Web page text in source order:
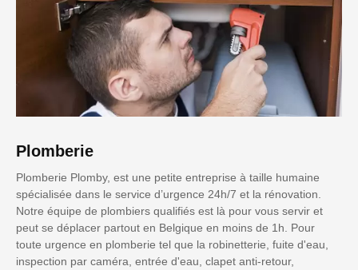
Plomberie
Plomberie Plomby, est une petite entreprise à taille humaine
spécialisée dans le service d’urgence 24h/7 et la rénovation.
Notre équipe de plombiers qualifiés est là pour vous servir et
peut se déplacer partout en Belgique en moins de 1h. Pour
toute urgence en plomberie tel que la robinetterie, fuite d'eau,
inspection par caméra, entrée d'eau, clapet anti-retour,